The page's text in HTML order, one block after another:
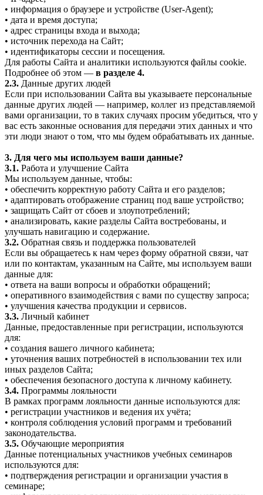
• информация о браузере и устройстве (User-Agent);
• дата и время доступа;
• адрес страницы входа и выхода;
• источник перехода на Сайт;
• идентификаторы сессии и посещения.
Для работы Сайта и аналитики используются файлы cookie.
Подробнее об этом — в разделе 4.
2.3. Данные других людей
Если при использовании Сайта вы указываете персональные
данные других людей — например, коллег из представляемой
вами организации, то в таких случаях просим убедиться, что у
вас есть законные основания для передачи этих данных и что
эти люди знают о том, что мы будем обрабатывать их данные.
3. Для чего мы используем ваши данные?
3.1. Работа и улучшение Сайта
Мы используем данные, чтобы:
• обеспечить корректную работу Сайта и его разделов;
• адаптировать отображение страниц под ваше устройство;
• защищать Сайт от сбоев и злоупотреблений;
• анализировать, какие разделы Сайта востребованы, и
улучшать навигацию и содержание.
3.2. Обратная связь и поддержка пользователей
Если вы обращаетесь к нам через форму обратной связи, чат
или по контактам, указанным на Сайте, мы используем ваши
данные для:
• ответа на ваши вопросы и обработки обращений;
• оперативного взаимодействия с вами по существу запроса;
• улучшения качества продукции и сервисов.
3.3. Личный кабинет
Данные, предоставленные при регистрации, используются
для:
• создания вашего личного кабинета;
• уточнения ваших потребностей в использовании тех или
иных разделов Сайта;
• обеспечения безопасного доступа к личному кабинету.
3.4. Программы лояльности
В рамках программ лояльности данные используются для:
• регистрации участников и ведения их учёта;
• контроля соблюдения условий программ и требований
законодательства.
3.5. Обучающие мероприятия
Данные потенциальных участников учебных семинаров
используются для:
• подтверждения регистрации и организации участия в
семинаре;